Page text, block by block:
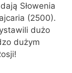
Słowenia
(2500).
dużo
dużym